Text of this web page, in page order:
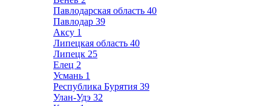
Павлодарская область 40
Павлодар 39
Аксу 1
Липецкая область 40
Липецк 25
Елец 2
Усмань 1
Республика Бурятия 39
Улан-Удэ 32